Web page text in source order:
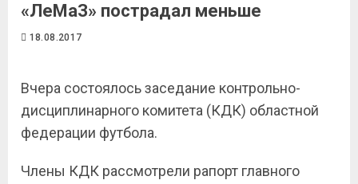
«ЛеМаЗ» пострадал меньше
18.08.2017
Вчера состоялось заседание контрольно-
дисциплинарного комитета (КДК) областной
федерации футбола.
Члены КДК рассмотрели рапорт главного